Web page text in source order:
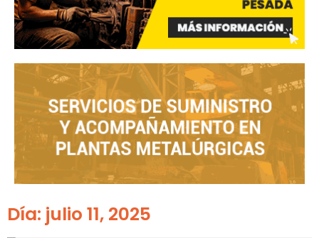
Día: julio 11, 2025